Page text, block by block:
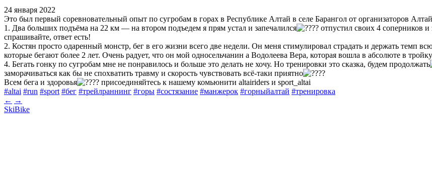
24 января 2022
Это был первый соревновательный опыт по сугробам в горах в Республике Алтай в селе Барангол от организаторов
1. Два больших подъёма на 22 км — на втором подъедем я прям устал и запечалился
отпустил своих 4 соперников и
спрашивайте, ответ есть!
2. Костян просто одаренный монстр, бег в его жизни всего две недели. Он меня стимулировал страдать и держать темп
которые бегают более 2 лет. Очень радует, что он мой односельчанин а Водолеева Вера, которая вошла в абсолюте в
4. Бегать гонку по сугробам мне не понравилось и больше это делать не хочу. Но тренировки это сказка, будем продолжать
заморачиваться как бы не спохватить травму и скорость чувствовать всё-таки приятно
Всем бега и здоровья
присоединяйтесь к нашему комьюнити altairiders и sport_altai
#altai #run #sport #бег #трейлраннинг #горы #состязание #манжерок #горныйалтай #тренировка
← →
SkiBike